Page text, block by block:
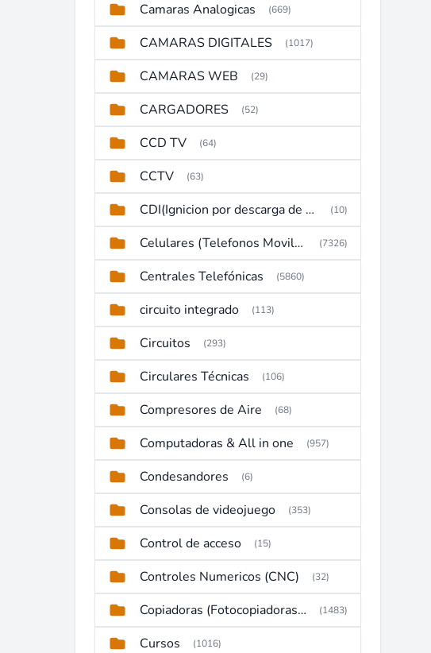
Camaras Analogicas (669)
CAMARAS DIGITALES (1017)
CAMARAS WEB (29)
CARGADORES (52)
CCD TV (64)
CCTV (63)
CDI(Ignicion por descarga de capacitor) (10)
Celulares (Telefonos Moviles) (7326)
Centrales Telefónicas (5860)
circuito integrado (113)
Circuitos (293)
Circulares Técnicas (106)
Compresores de Aire (68)
Computadoras & All in one (957)
Condesandores (6)
Consolas de videojuego (353)
Control de acceso (15)
Controles Numericos (CNC) (32)
Copiadoras (Fotocopiadoras, Multifunctions, Ploter, etc) (1483)
Cursos (1016)